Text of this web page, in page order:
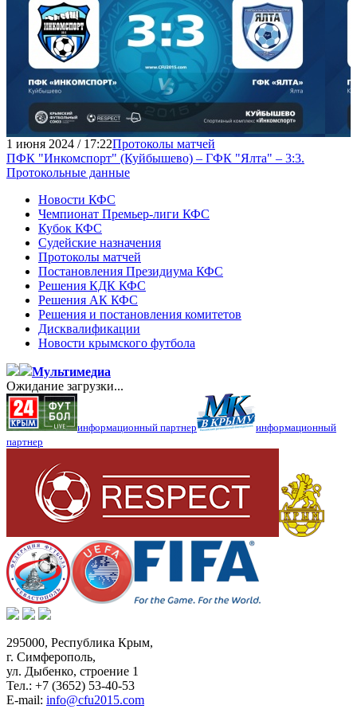
1 июня 2024 / 17:22Протоколы матчей
ПФК "Инкомспорт" (Куйбышево) – ГФК "Ялта" – 3:3.
Протокольные данные
Новости КФС
Чемпионат Премьер-лиги КФС
Кубок КФС
Судейские назначения
Протоколы матчей
Постановления Президиума КФС
Решения КДК КФС
Решения АК КФС
Решения и постановления комитетов
Дисквалификации
Новости крымского футбола
Мультимедиа
Ожидание загрузки...
информационный партнер
информационный
партнер
295000, Республика Крым,
г. Симферополь,
ул. Дыбенко, строение 1
Тел.: +7 (3652) 53-40-53
E-mail: info@cfu2015.com